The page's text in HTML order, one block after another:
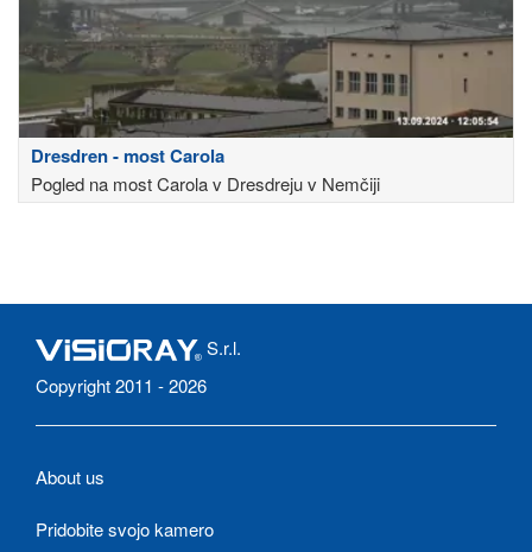
Dresdren - most Carola
Pogled na most Carola v Dresdreju v Nemčiji
S.r.l.
Copyright 2011 - 2026
About us
Pridobite svojo kamero